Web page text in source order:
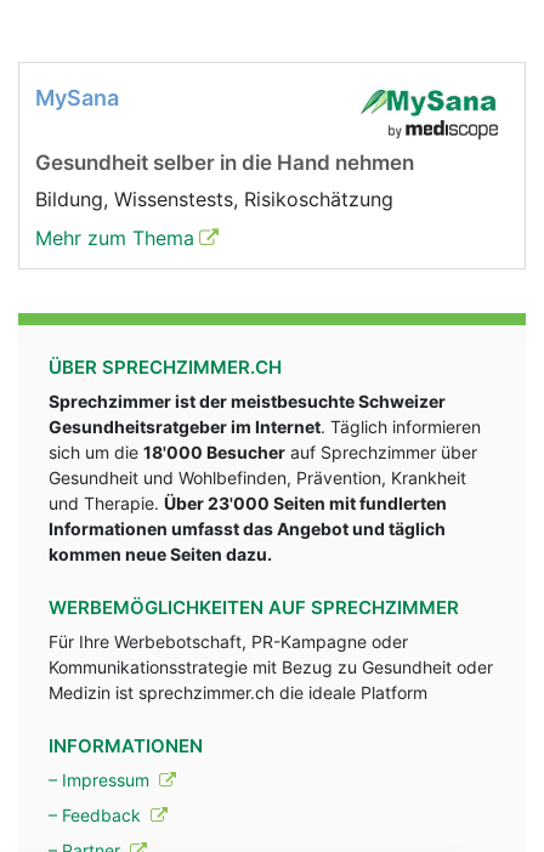
MySana
Gesundheit selber in die Hand nehmen
Bildung, Wissenstests, Risikoschätzung
Mehr zum Thema
ÜBER SPRECHZIMMER.CH
Sprechzimmer ist der meistbesuchte Schweizer
Gesundheitsratgeber im Internet. Täglich informieren
sich um die 18'000 Besucher auf Sprechzimmer über
Gesundheit und Wohlbefinden, Prävention, Krankheit
und Therapie. Über 23'000 Seiten mit fundlerten
Informationen umfasst das Angebot und täglich
kommen neue Seiten dazu.
WERBEMÖGLICHKEITEN AUF SPRECHZIMMER
Für Ihre Werbebotschaft, PR-Kampagne oder
Kommunikationsstrategie mit Bezug zu Gesundheit oder
Medizin ist sprechzimmer.ch die ideale Platform
INFORMATIONEN
– Impressum
– Feedback